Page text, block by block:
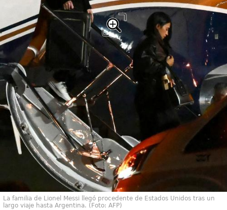
La familia de Lionel Messi llegó procedente de Estados Unidos tras un
largo viaje hasta Argentina. (Foto: AFP)